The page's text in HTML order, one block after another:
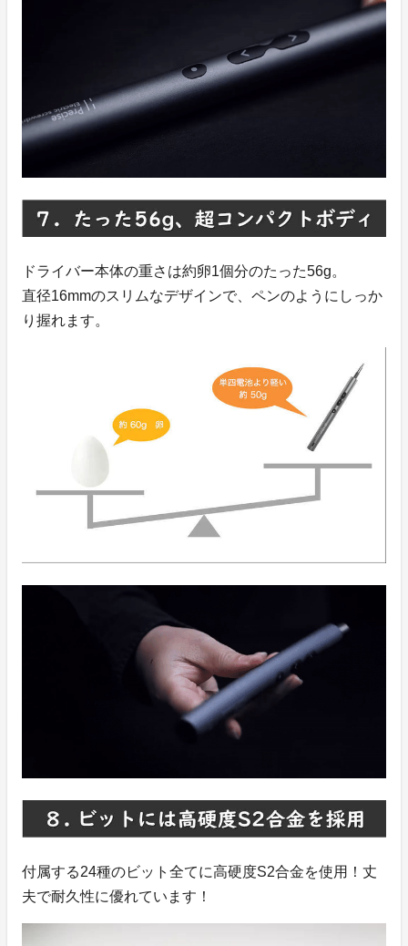
ドライバー本体の重さは約卵1個分のたった56g。
直径16mmのスリムなデザインで、ペンのようにしっか
り握れます。
付属する24種のビット全てに高硬度S2合金を使用！丈
夫で耐久性に優れています！